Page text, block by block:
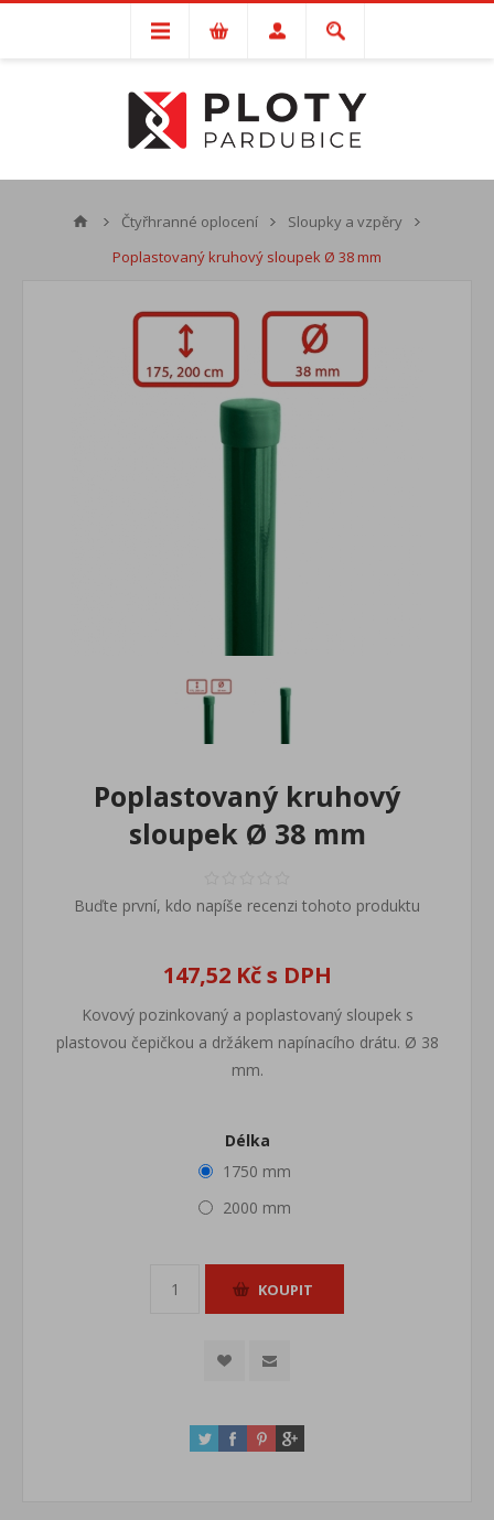
Čtyřhranné oplocení
Sloupky a vzpěry
Poplastovaný kruhový sloupek Ø 38 mm
Poplastovaný kruhový
sloupek Ø 38 mm
Buďte první, kdo napíše recenzi tohoto produktu
147,52 Kč s DPH
Kovový pozinkovaný a poplastovaný sloupek s
plastovou čepičkou a držákem napínacího drátu. Ø 38
mm.
Délka
1750 mm
2000 mm